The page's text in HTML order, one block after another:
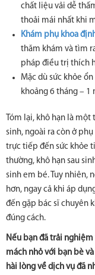
chất liệu vải dễ
thoải mái nhất khi
Khám phụ khoa
thăm khám và tìm
pháp điều trị thích
Mặc dù sức khỏe
khoảng 6 tháng – 1
Tóm lại, khô hạn là một
sinh, ngoài ra còn ở
trực tiếp đến sức khỏe
thường, khô hạn sau
sinh em bé. Tuy nhiên,
hơn, ngay cả khi áp
đến gặp bác sĩ chuyên
đúng cách.
Nếu bạn đã trải
mách nhỏ với bạn bè
hài lòng về dịch vụ đã